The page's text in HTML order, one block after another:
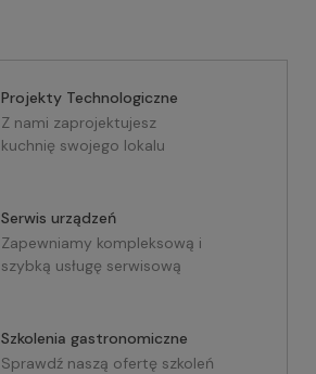
Projekty Technologiczne
Z nami zaprojektujesz
kuchnię swojego lokalu
Serwis urządzeń
Zapewniamy kompleksową i
szybką usługę serwisową
Szkolenia gastronomiczne
Sprawdź naszą ofertę szkoleń